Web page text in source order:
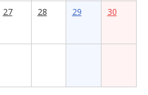
27 28 29 30